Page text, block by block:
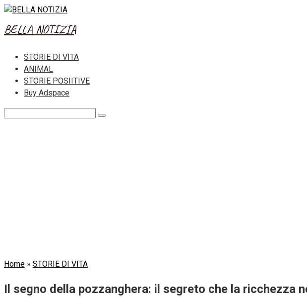
Skip
content
BELLA NOTIZIA
STORIE DI VITA
ANIMAL
STORIE POSIITIVE
Buy Adspace
Home » STORIE DI VITA
Il segno della pozzanghera: il segreto che la ricchezza